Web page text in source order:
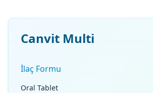
Canvit Multi
İlaç Formu
Oral Tablet